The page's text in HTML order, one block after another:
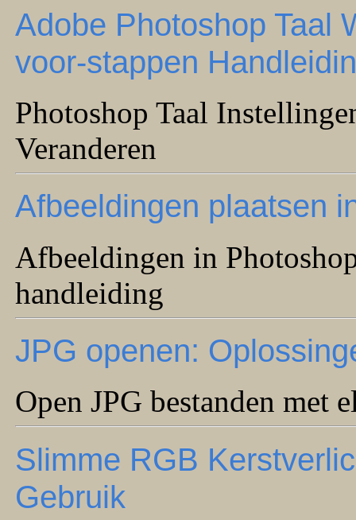
Adobe Photoshop Taal
voor-stappen
Photoshop Taal
Veranderen
Afbeeldingen plaatsen
Afbeeldingen in
handleiding
JPG openen:
Open JPG bestanden met
Slimme RGB
Gebruik